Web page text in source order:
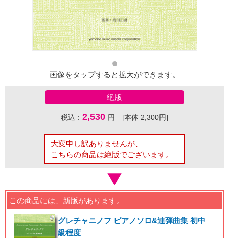
画像をタップすると拡大ができます。
絶版
税込： 2,530 円 [本体 2,300円]
大変申し訳ありませんが、
こちらの商品は絶版でございます。
この商品には、新版があります。
グレチャニノフ ピアノソロ&連弾曲集 初中
級程度